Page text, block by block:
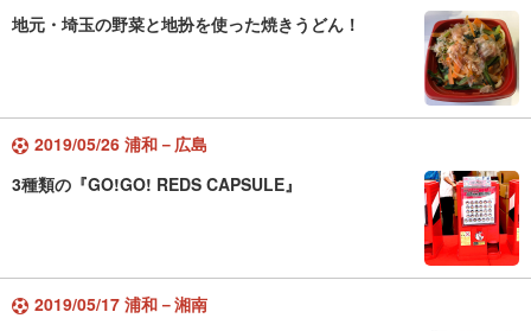
地元・埼玉の野菜と地扮を使った焼きうどん！
2019/05/26 浦和－広島
3種類の『GO!GO! REDS CAPSULE』
2019/05/17 浦和－湘南